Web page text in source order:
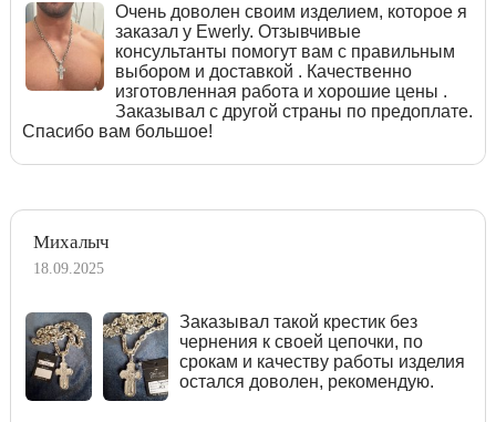
Очень доволен своим изделием, которое я
заказал у Ewerly. Отзывчивые
консультанты помогут вам с правильным
выбором и доставкой . Качественно
изготовленная работа и хорошие цены .
Заказывал с другой страны по предоплате.
Спасибо вам большое!
Михалыч
18.09.2025
Заказывал такой крестик без
чернения к своей цепочки, по
срокам и качеству работы изделия
остался доволен, рекомендую.